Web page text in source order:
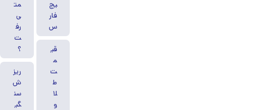
یج‌
فار
س
قی
م
ت
ط
لا
و
مت
ی
رف
ت
؟
ریز
ش
سن
گی